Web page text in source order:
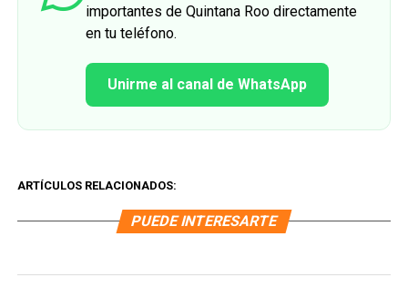
importantes de Quintana Roo directamente
en tu teléfono.
Unirme al canal de WhatsApp
ARTÍCULOS RELACIONADOS:
PUEDE INTERESARTE